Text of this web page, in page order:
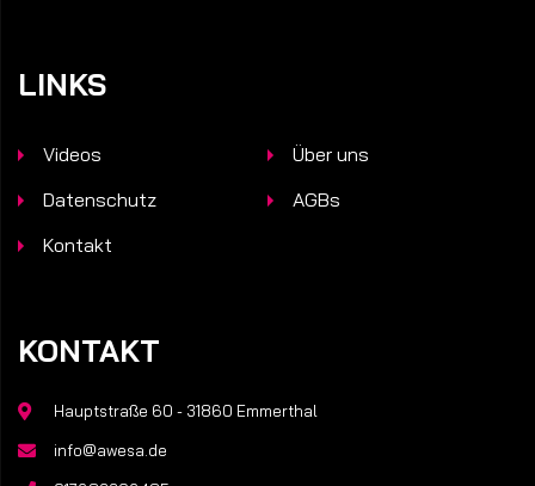
LINKS
Videos
Über uns
Datenschutz
AGBs
Kontakt
KONTAKT
Hauptstraße 60 - 31860 Emmerthal
info@awesa.de